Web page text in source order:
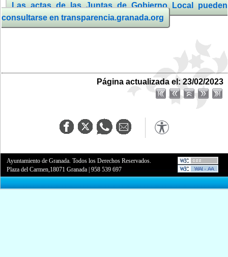
Las actas de las Juntas de Gobierno Local pueden
consultarse en transparencia.granada.org
Página actualizada el: 23/02/2023
Ayuntamiento de Granada. Todos los Derechos Reservados.
Plaza del Carmen,18071 Granada |958 539 697